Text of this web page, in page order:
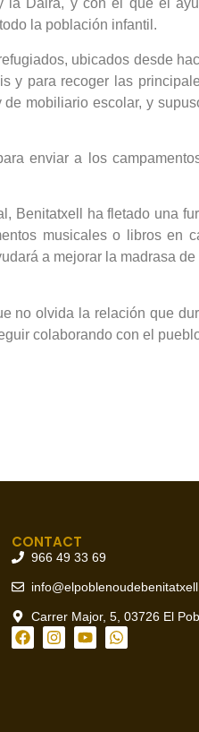
la Daira, y con el que el
la población infantil.
ubicados desde
y para recoger las
mobiliario escolar, y
enviar a los
Benitatxell ha fletado una
musicales o libros en
a mejorar la madrasa
no olvida la relación que
colaborando con el
CONTACT
966 49 33 69
Carrer Major, 5, 03726 El